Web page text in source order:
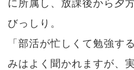
に所属し、放課後から夕
びっしり。
「部活が忙しくて勉強
みはよく聞かれますが、